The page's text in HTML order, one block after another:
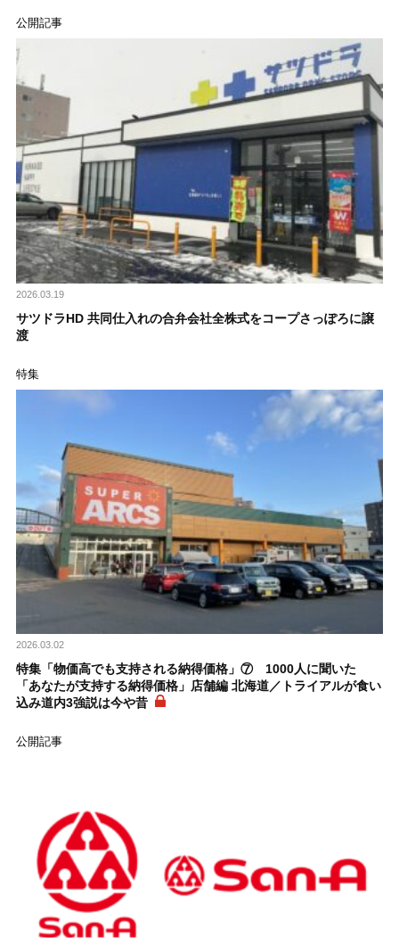
公開記事
2026.03.19
サツドラHD 共同仕入れの合弁会社全株式をコープさっぽろに譲
渡
特集
2026.03.02
特集「物価高でも支持される納得価格」⑦ 1000人に聞いた
「あなたが支持する納得価格」店舗編 北海道／トライアルが食い
込み道内3強説は今や昔
公開記事